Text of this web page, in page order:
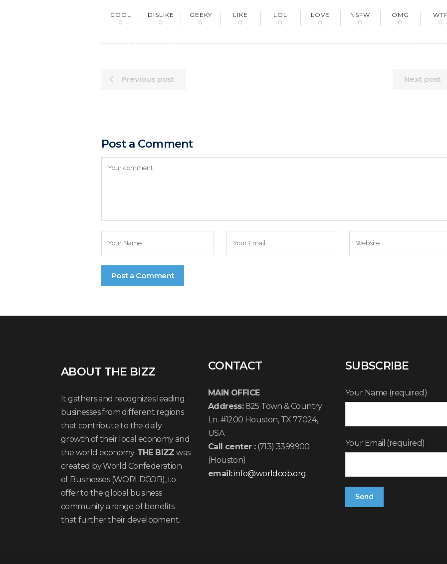
COOL
0
DISLIKE
0
GEEKY
0
LIKE
0
LOL
0
LOVE
0
NSFW
0
OMG
0
0
Previous post Next post
Post a Comment
ABOUT THE BIZZ
It gathers and recognizes leading
businesses from different regions
that contribute to the daily
growth of their local economy and
the world economy. THE BIZZ was
created by World Confederation
of Businesses (WORLDCOB), to
offer to the global business
community a range of benefits
that further their development.
CONTACT
MAIN OFFICE
Address:825 Town & Country
Ln. #1200 Houston, TX 77024,
USA
Call center :(713) 3399900
(Houston)
email:info@worldcob.org
SUBSCRIBE
Your Name (required)
Your Email (required)